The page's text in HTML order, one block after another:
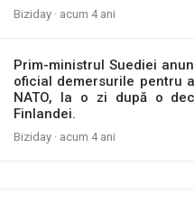
Biziday · acum 4 ani
Prim-ministrul Suediei
oficial demersurile pentru
NATO, la o zi după o
Finlandei.
Biziday · acum 4 ani